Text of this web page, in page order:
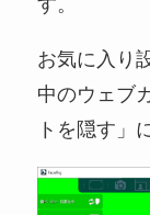
お気に入り
中のウェブ
トを隠す」